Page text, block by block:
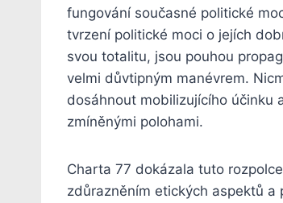
fungování současné politické
tvrzení politické moci o jejích
svou totalitu, jsou pouhou
velmi důvtipným manévrem.
dosáhnout mobilizujícího účinku
zmíněnými polohami.
Charta 77 dokázala tuto
zdůrazněním etických aspektů